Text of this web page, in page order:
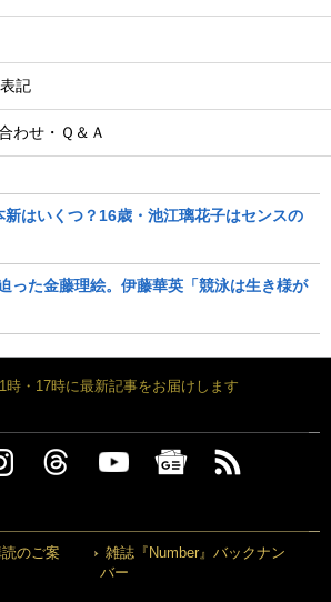
記
わせ・Ｑ＆Ａ
新はいくつ？16歳・池江璃花子はセンスの
った金藤理絵。伊藤華英「競泳は生き様が
時・17時に最新記事をお届けします
のご案
雑誌『Number』バックナン
バー